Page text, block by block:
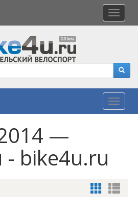
меню
—
- bike4u.ru